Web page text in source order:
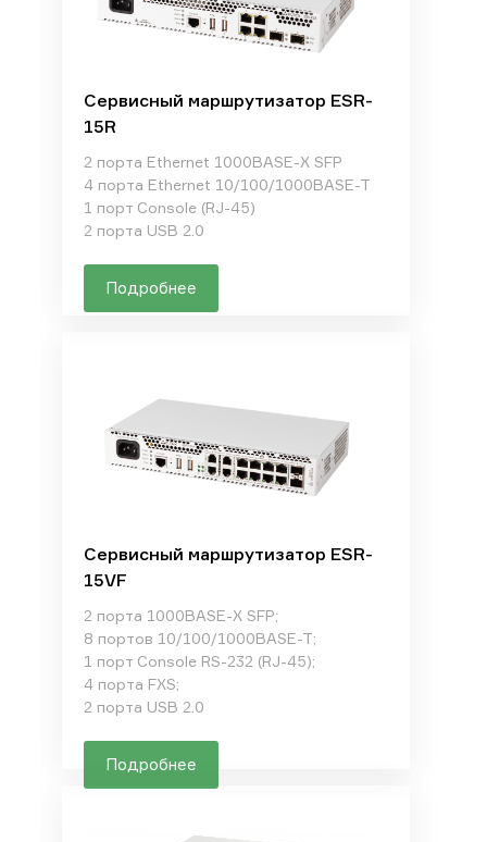
Сервисный маршрутизатор ESR-
15R
2 порта Ethernet 1000BASE-X SFP
4 порта Ethernet 10/100/1000BASE-T
1 порт Console (RJ-45)
2 порта USB 2.0
Подробнее
Сервисный маршрутизатор ESR-
15VF
2 порта 1000BASE-X SFP;
8 портов 10/100/1000BASE-T;
1 порт Console RS-232 (RJ-45);
4 порта FXS;
2 порта USB 2.0
Подробнее